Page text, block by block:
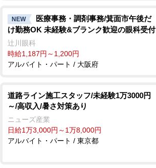
NEW
医療事務・調剤事務/箕面市午後だ
け勤務OK 未経験&ブランク歓迎の眼科受付
辻川眼科
時給1,187円～1,200円
アルバイト・パート / 大阪府
道路ライン施工スタッフ/未経験1万3000円
～/高収入/暑さ対策あり
ニューズ産業
日給1万3,000円～1万8,000円
アルバイト・パート / 東京都